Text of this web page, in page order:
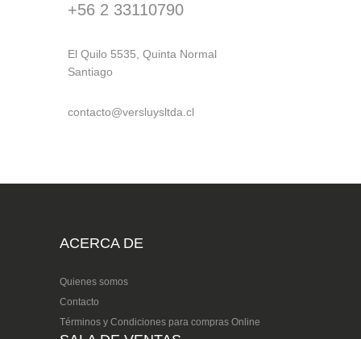
+56 2 33110790
El Quilo 5535, Quinta Normal
Santiago
contacto@versluysltda.cl
ACERCA DE
Quienes somos
Contacto
Términos y Condiciones para compras Online